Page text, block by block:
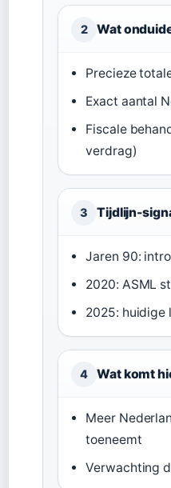
2 Wat
Precieze
Exact aantal
Fiscale
verdrag)
3 Tijdlijn-
Jaren 90:
2020: ASML
2025: huidige
4 Wat komt
Meer
toeneemt
Verwachting